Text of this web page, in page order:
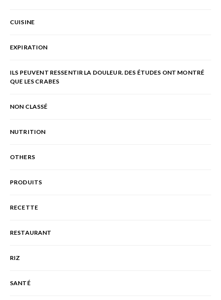
CUISINE
EXPIRATION
ILS PEUVENT RESSENTIR LA DOULEUR. DES ÉTUDES ONT MONTRÉ
QUE LES CRABES
NON CLASSÉ
NUTRITION
OTHERS
PRODUITS
RECETTE
RESTAURANT
RIZ
SANTÉ